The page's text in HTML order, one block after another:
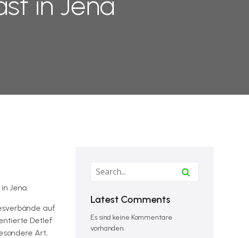
Jena.
auf
Detlef
Art,
Latest Comments
Es sind keine Kommentare
vorhanden.